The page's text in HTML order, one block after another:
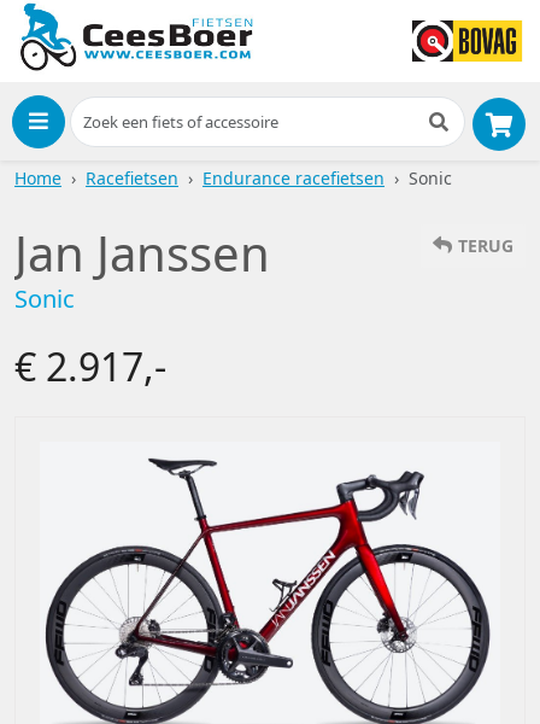
Menu
Home Racefietsen Endurance racefietsen Sonic
TERUG
Jan Janssen
Sonic
€ 2.917,-